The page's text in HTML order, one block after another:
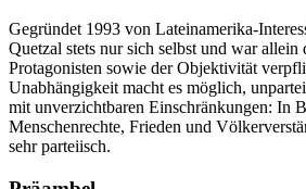
Gegründet 1993 von Lateinamerika-
Quetzal stets nur sich selbst und war allein
Protagonisten sowie der Objektivität
Unabhängigkeit macht es möglich,
mit unverzichtbaren Einschränkungen: In
Menschenrechte, Frieden und
sehr parteiisch.